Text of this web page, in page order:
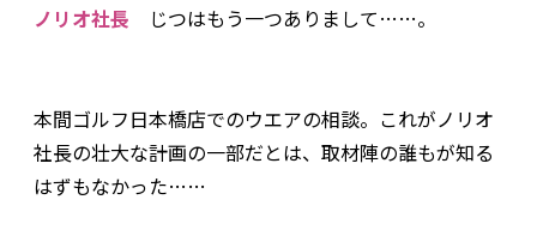
ノリオ社長 じつはもう一つありまして……。
本間ゴルフ日本橋店でのウエアの相談。これがノリオ
社長の壮大な計画の一部だとは、取材陣の誰もが知る
はずもなかった……